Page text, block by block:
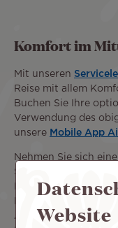
Komfort im
Mit unseren
Reise mit allem
Buchen Sie Ihre
Verwendung des
unsere Mobile App
Nehmen Sie sich
Sitz zu wählen,
Lounge Pass Air
Abflug bis zur
Website